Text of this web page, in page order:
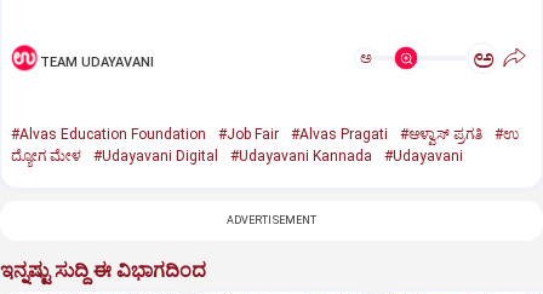
TEAM UDAYAVANI ಅ ಅ
#Alvas Education Foundation #Job Fair #Alvas Pragati #ಆಳ್ವಾಸ್‌ ಪ್ರಗತಿ
#ಉ
ದ್ಯೋಗ ಮೇಳ
#Udayavani Digital #Udayavani Kannada #Udayavani
ADVERTISEMENT
ಇನ್ನಷ್ಟು ಸುದ್ದಿ ಈ ವಿಭಾಗದಿಂದ